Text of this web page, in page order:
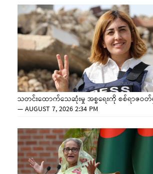
သတင်းထောက်သေဆုံးမှု အစ္စရေးကို စစ်ရာဇဝတ်
—AUGUST 7, 2026 2:34 PM